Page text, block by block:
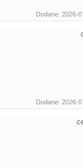
Dodane: 2026-
Dodane: 2026-